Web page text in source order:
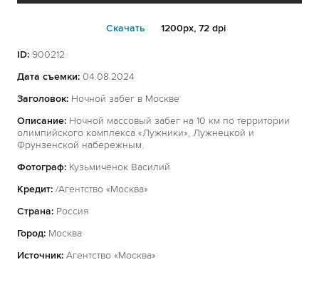
Cкачать 1200px, 72 dpi
ID: 900212
Дата съемки: 04.08.2024
Заголовок: Ночной забег в Москве
Описание: Ночной массовый забег на 10 км по территории
олимпийского комплекса «Лужники», Лужнецкой и
Фрунзенской набережным.
Фотограф: Кузьмичёнок Василий
Кредит: /Агентство «Москва»
Страна: Россия
Город: Москва
Источник: Агентство «Москва»